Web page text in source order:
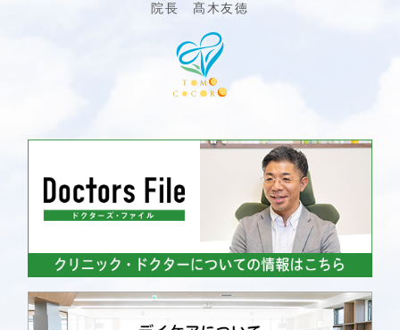
院長 髙木友徳